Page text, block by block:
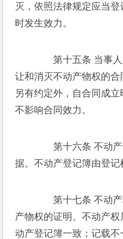
灭，依照法律规定应当
时发生效力。
第十五条 当事人
让和消灭不动产物权的
另有约定外，自合同成立
不影响合同效力。
第十六条 不动产
据。不动产登记簿由登记
第十七条 不动产
产物权的证明。不动产
动产登记簿一致；记载